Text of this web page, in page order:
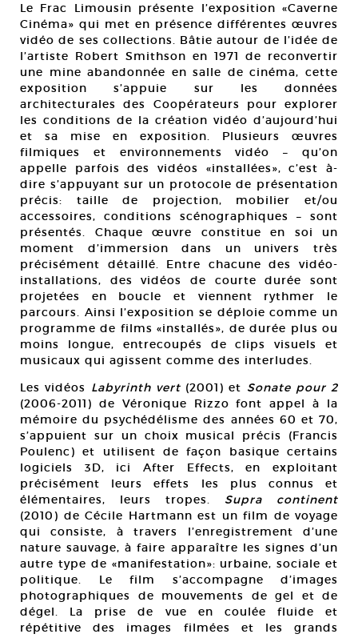
Le Frac Limousin présente l’exposition «Caverne
Cinéma» qui met en présence différentes œuvres
vidéo de ses collections. Bâtie autour de l’idée de
l’artiste Robert Smithson en 1971 de reconvertir
une mine abandonnée en salle de cinéma, cette
exposition s’appuie sur les données
architecturales des Coopérateurs pour explorer
les conditions de la création vidéo d’aujourd’hui
et sa mise en exposition. Plusieurs œuvres
filmiques et environnements vidéo – qu’on
appelle parfois des vidéos «installées», c’est à-
dire s’appuyant sur un protocole de présentation
précis: taille de projection, mobilier et/ou
accessoires, conditions scénographiques – sont
présentés. Chaque œuvre constitue en soi un
moment d’immersion dans un univers très
précisément détaillé. Entre chacune des vidéo-
installations, des vidéos de courte durée sont
projetées en boucle et viennent rythmer le
parcours. Ainsi l’exposition se déploie comme un
programme de films «installés», de durée plus ou
moins longue, entrecoupés de clips visuels et
musicaux qui agissent comme des interludes.
Les vidéos Labyrinth vert(2001) et Sonate pour 2
(2006-2011) de Véronique Rizzo font appel à la
mémoire du psychédélisme des années 60 et 70,
s’appuient sur un choix musical précis (Francis
Poulenc) et utilisent de façon basique certains
logiciels 3D, ici After Effects, en exploitant
précisément leurs effets les plus connus et
élémentaires, leurs tropes. Supra continent
(2010) de Cécile Hartmann est un film de voyage
qui consiste, à travers l’enregistrement d’une
nature sauvage, à faire apparaître les signes d’un
autre type de «manifestation»: urbaine, sociale et
politique. Le film s’accompagne d’images
photographiques de mouvements de gel et de
dégel. La prise de vue en coulée fluide et
répétitive des images filmées et les grands